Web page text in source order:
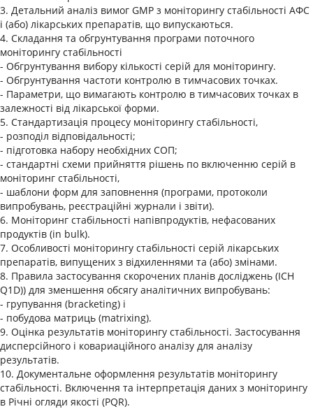
3. Детальний аналіз вимог GMP з моніторингу стабільності АФС
і (або) лікарських препаратів, що випускаються.
4. Складання та обгрунтування програми поточного
моніторингу стабільності
- Обгрунтування вибору кількості серій для моніторингу.
- Обгрунтування частоти контролю в тимчасових точках.
- Параметри, що вимагають контролю в тимчасових точках в
залежності від лікарської форми.
5. Стандартизація процесу моніторингу стабільності,
- розподіл відповідальності;
- підготовка набору необхідних СОП;
- стандартні схеми прийняття рішень по включенню серій в
моніторинг стабільності,
- шаблони форм для заповнення (програми, протоколи
випробувань, реєстраційні журнали і звіти).
6. Моніторинг стабільності напівпродуктів, нефасованих
продуктів (in bulk).
7. Особливості моніторингу стабільності серій лікарських
препаратів, випущених з відхиленнями та (або) змінами.
8. Правила застосування скорочених планів досліджень (ICH
Q1D)) для зменшення обсягу аналітичних випробувань:
- групування (bracketing) і
- побудова матриць (matrixing).
9. Оцінка результатів моніторингу стабільності. Застосування
дисперсійного і ковариаційного аналізу для аналізу
результатів.
10. Документальне оформлення результатів моніторингу
стабільності. Включення та інтерпретація даних з моніторингу
в Річні огляди якості (PQR).